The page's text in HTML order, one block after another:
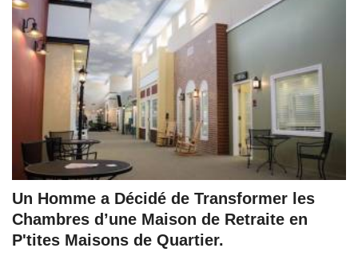
Un Homme a Décidé de Transformer les
Chambres d’une Maison de Retraite en
P'tites Maisons de Quartier.